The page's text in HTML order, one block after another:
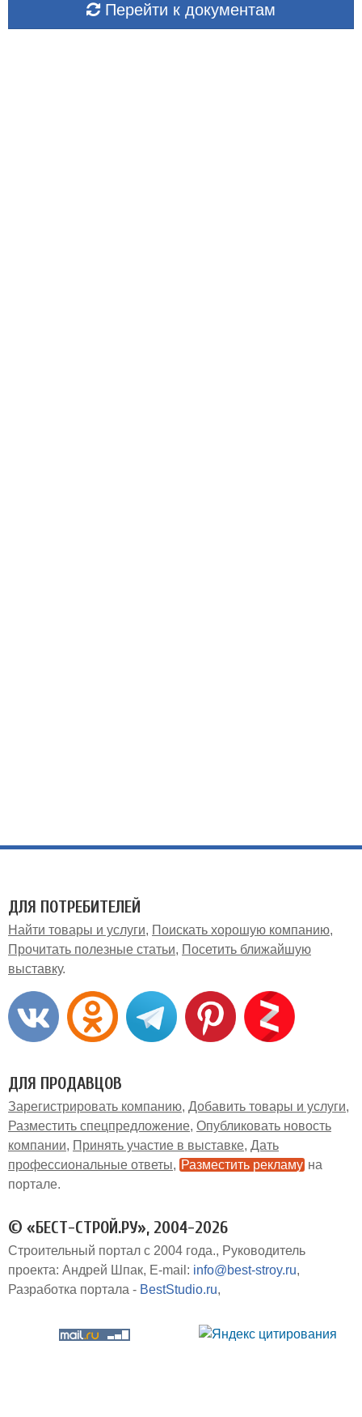
Перейти к документам
ДЛЯ ПОТРЕБИТЕЛЕЙ
Найти товары и услуги
Поискать хорошую компанию
Прочитать полезные статьи
Посетить ближайшую
выставку
ДЛЯ ПРОДАВЦОВ
Зарегистрировать компанию Добавить товары и услуги
Разместить спецпредложение Опубликовать новость
компании
Принять участие в выставке Дать
профессиональные ответы
Разместить рекламу на
портале
© «БЕСТ-СТРОЙ.РУ», 2004-2026
Строительный портал с 2004 года.
Руководитель
проекта: Андрей Шпак E-mail: info@best-stroy.ru
Разработка портала - BestStudio.ru